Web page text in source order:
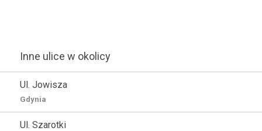
Inne ulice w okolicy
Ul. Jowisza
Gdynia
Ul. Szarotki